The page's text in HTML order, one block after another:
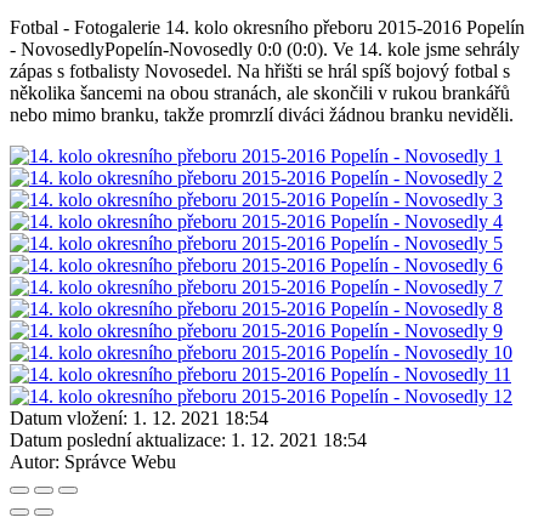
Fotbal - Fotogalerie 14. kolo okresního přeboru 2015-2016 Popelín
- NovosedlyPopelín-Novosedly 0:0 (0:0). Ve 14. kole jsme sehrály
zápas s fotbalisty Novosedel. Na hřišti se hrál spíš bojový fotbal s
několika šancemi na obou stranách, ale skončili v rukou brankářů
nebo mimo branku, takže promrzlí diváci žádnou branku neviděli.
Datum vložení: 1. 12. 2021 18:54
Datum poslední aktualizace: 1. 12. 2021 18:54
Autor: Správce Webu